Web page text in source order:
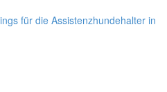
für die Assistenzhundehalter in